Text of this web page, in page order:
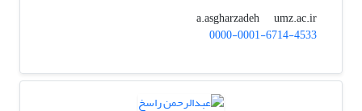
a.asgharzadeh
umz.ac.ir
0000-0001-6714-4533